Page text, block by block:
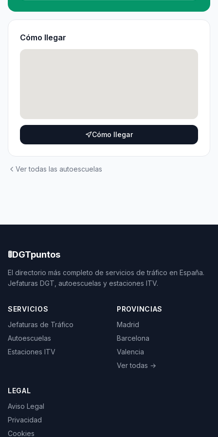
Cómo llegar
Cómo llegar
Ver todas las autoescuelas
🚦DGTpuntos
El directorio más completo de servicios de tráfico en España.
Jefaturas DGT, autoescuelas y estaciones ITV.
SERVICIOS
Jefaturas de Tráfico
Autoescuelas
Estaciones ITV
PROVINCIAS
Madrid
Barcelona
Valencia
Ver todas →
LEGAL
Aviso Legal
Privacidad
Cookies